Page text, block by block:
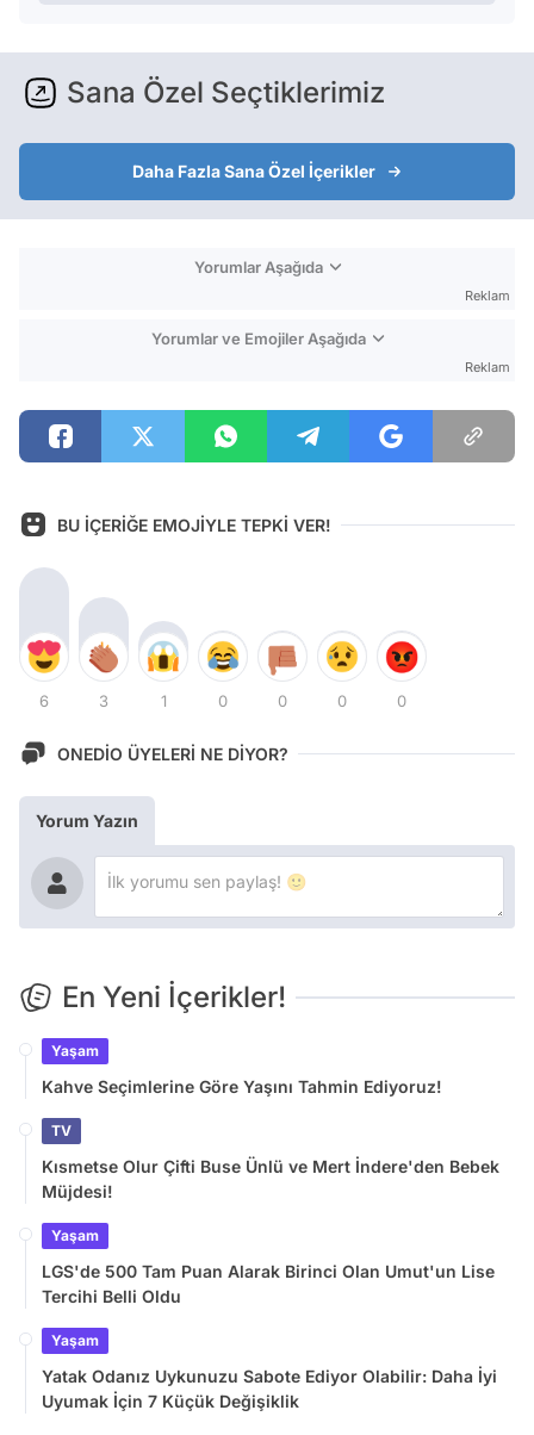
Sana Özel Seçtiklerimiz
Daha Fazla Sana Özel İçerikler
Yorumlar Aşağıda
Reklam
Yorumlar ve Emojiler Aşağıda
Reklam
BU İÇERİĞE EMOJİYLE TEPKİ VER!
6 3 1 0 0 0 0
ONEDİO ÜYELERİ NE DİYOR?
Yorum Yazın
En Yeni İçerikler!
Yaşam
Kahve Seçimlerine Göre Yaşını Tahmin Ediyoruz!
TV
Kısmetse Olur Çifti Buse Ünlü ve Mert İndere'den Bebek
Müjdesi!
Yaşam
LGS'de 500 Tam Puan Alarak Birinci Olan Umut'un Lise
Tercihi Belli Oldu
Yaşam
Yatak Odanız Uykunuzu Sabote Ediyor Olabilir: Daha İyi
Uyumak İçin 7 Küçük Değişiklik